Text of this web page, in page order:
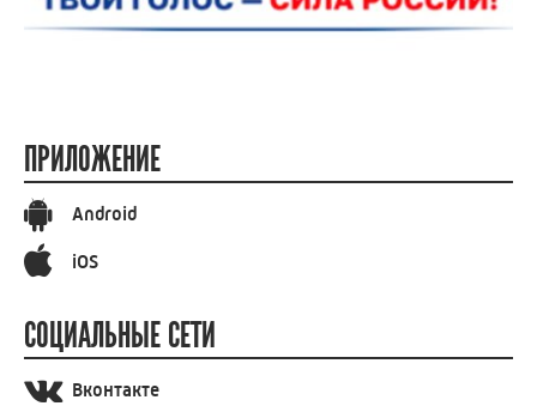
ПРИЛОЖЕНИЕ
Android
iOS
СОЦИАЛЬНЫЕ СЕТИ
Вконтакте